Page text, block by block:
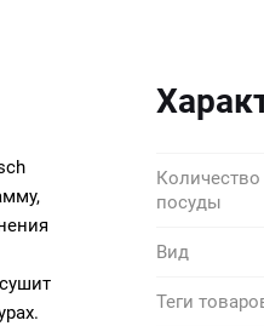
посуды
Вид
Теги